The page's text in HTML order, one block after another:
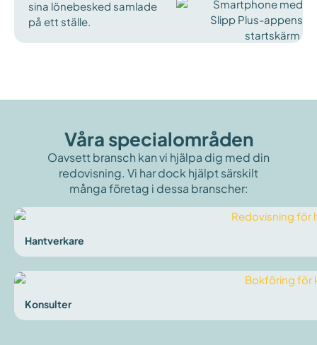
sina lönebesked samlade
på ett ställe.
Våra specialområden
Oavsett bransch kan vi hjälpa dig med din
redovisning. Vi har dock hjälpt särskilt
många företag i dessa branscher:
Hantverkare
Konsulter